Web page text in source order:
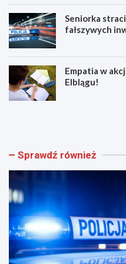
Seniorka
fałszywych
Empatia w
Elblągu!
Z
i
w
e
e
k
e
d
E
g
ó
w
t
ę
t
i
Sprawdź również